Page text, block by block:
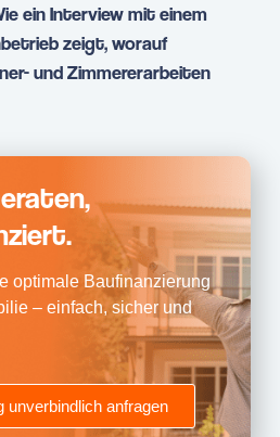
ein Interview mit einem
zeigt, worauf
und Zimmererarbeiten
optimale Baufinanzierung
– einfach, sicher und
unverbindlich anfragen